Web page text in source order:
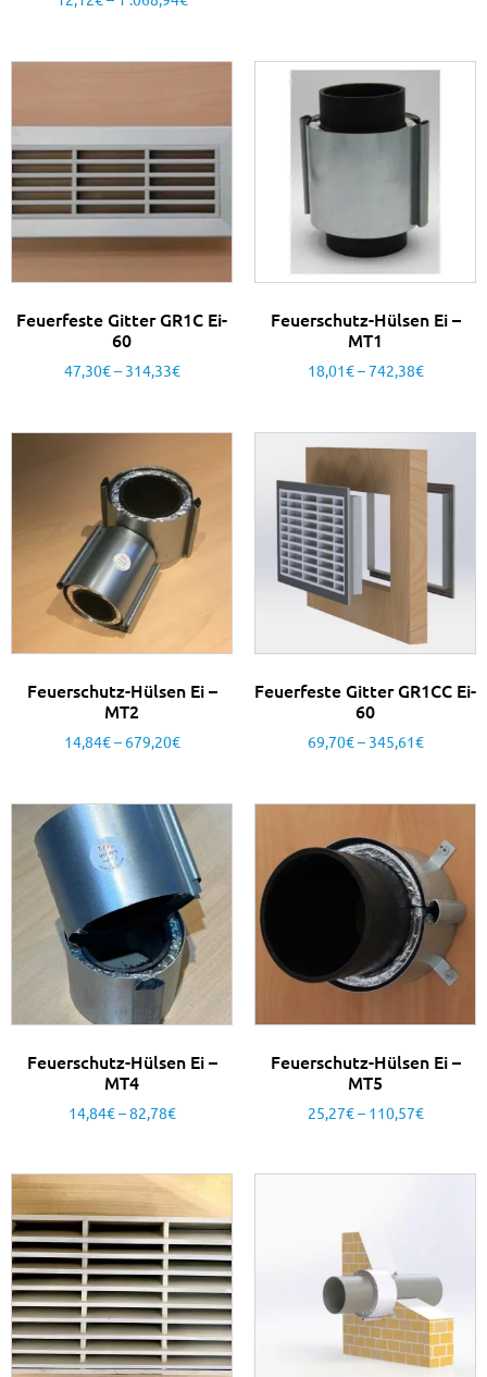
Feuerfeste Gitter GR1C Ei-
60
47,30€– 314,33€
Feuerschutz-Hülsen Ei –
MT1
18,01€–742,38€
Feuerschutz-Hülsen Ei –
MT2
14,84€– 679,20€
Feuerfeste Gitter GR1CC Ei-
60
69,70€– 345,61€
Feuerschutz-Hülsen Ei –
MT4
14,84€–82,78€
Feuerschutz-Hülsen Ei –
MT5
25,27€– 110,57€